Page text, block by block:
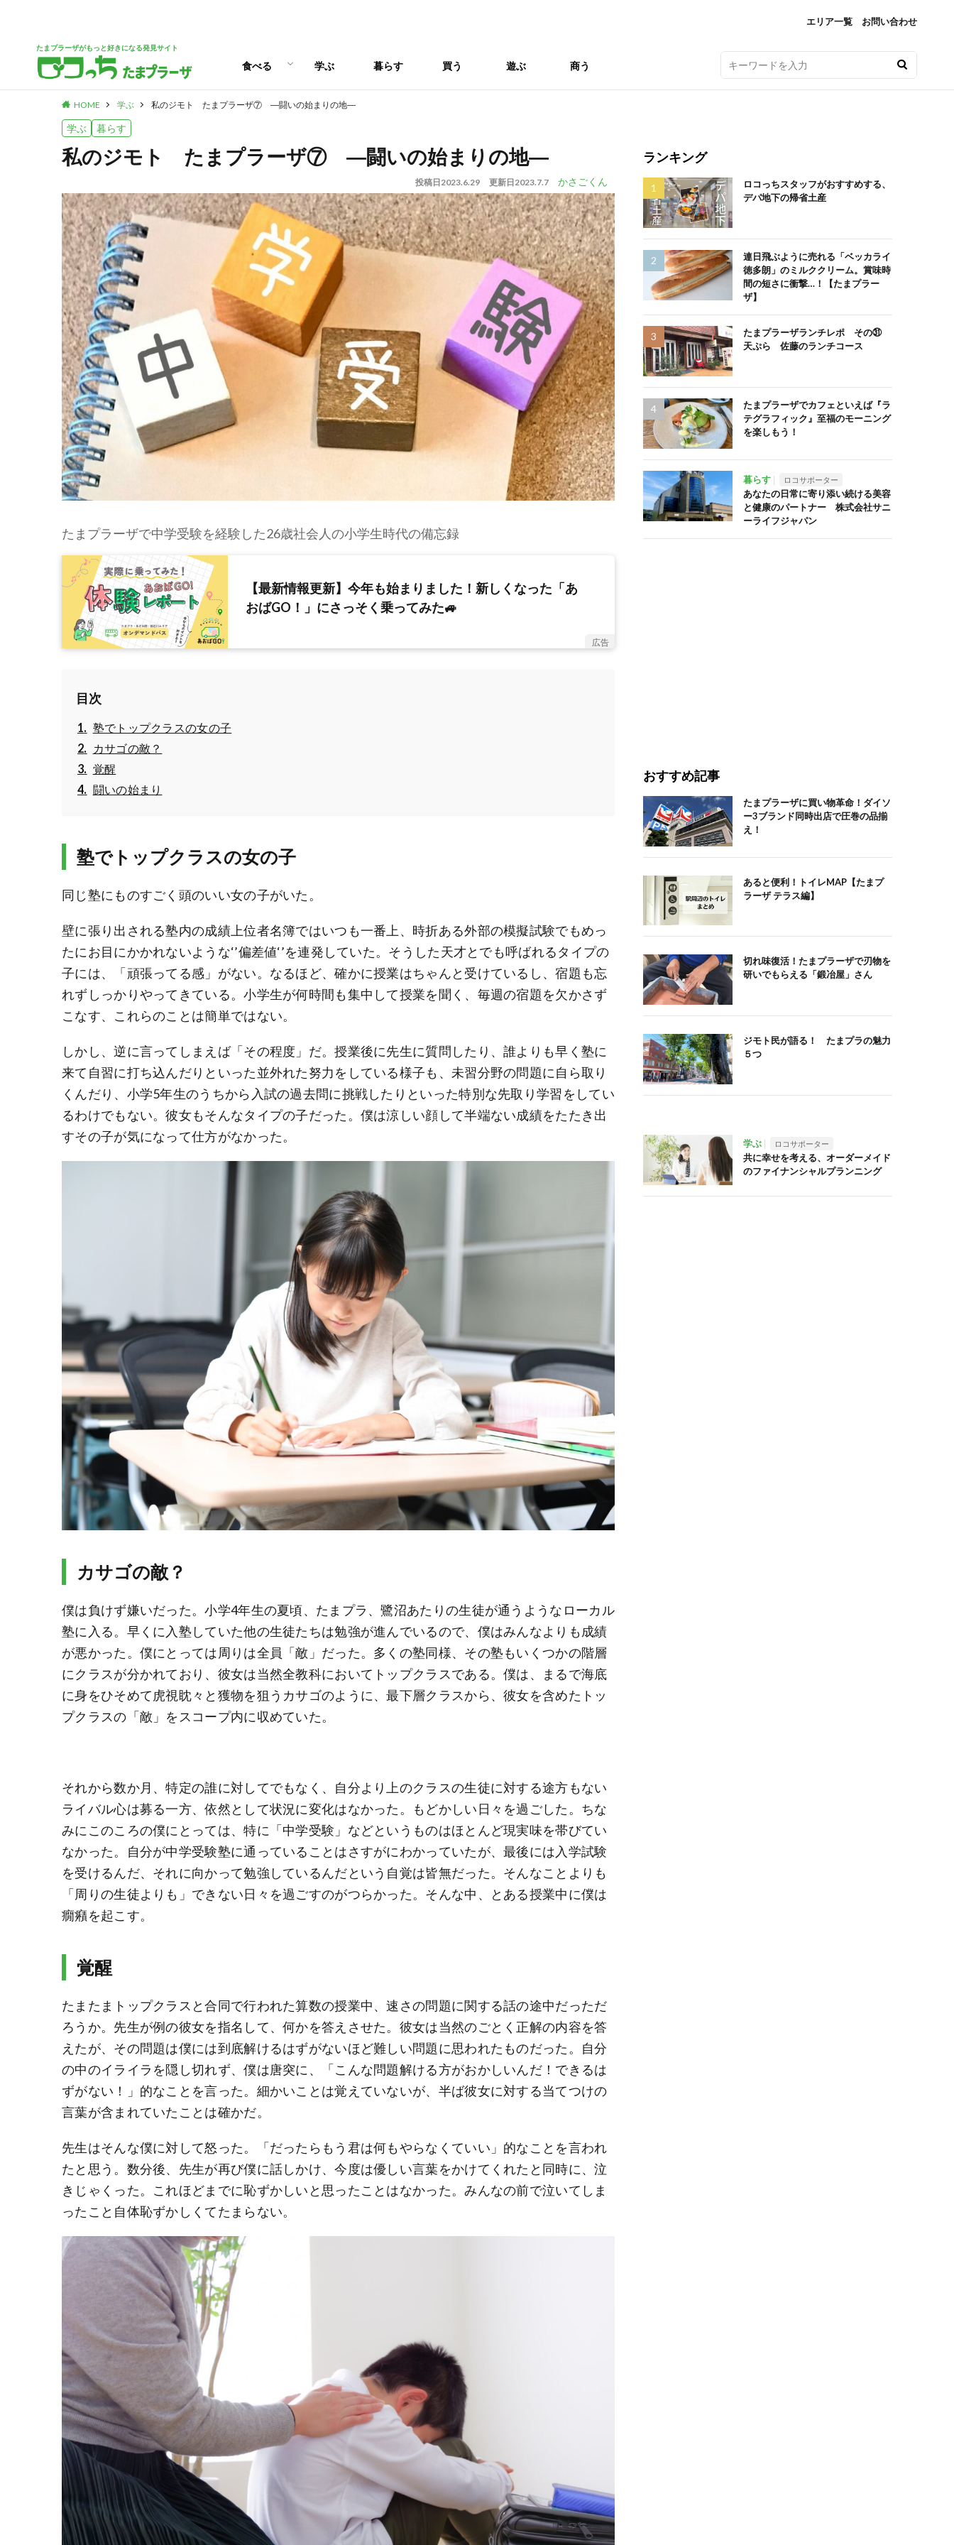
エリア一覧 お問い合わせ
たまプラーザがもっと好きになる発見サイト
食べる
パン
スイーツ
ランチ
カフェ
学ぶ 暮らす 買う 遊ぶ 商う
HOME 学ぶ 私のジモト たまプラーザ⑦ ―闘いの始まりの地―
学ぶ 暮らす
私のジモト たまプラーザ⑦ ―闘いの始まりの地―
投稿日2023.6.29 更新日2023.7.7 かさごくん
たまプラーザで中学受験を経験した26歳社会人の小学生時代の備忘録
【最新情報更新】今年も始まりました！新しくなった「あ
おばGO！」にさっそく乗ってみた🚙
広告
目次
塾でトップクラスの女の子
カサゴの敵？
覚醒
闘いの始まり
塾でトップクラスの女の子
同じ塾にものすごく頭のいい女の子がいた。
壁に張り出される塾内の成績上位者名簿ではいつも一番上、時折ある外部の模擬試験でもめっ
たにお目にかかれないような‘’偏差値‘’を連発していた。そうした天才とでも呼ばれるタイプの
子には、「頑張ってる感」がない。なるほど、確かに授業はちゃんと受けているし、宿題も忘
れずしっかりやってきている。小学生が何時間も集中して授業を聞く、毎週の宿題を欠かさず
こなす、これらのことは簡単ではない。
しかし、逆に言ってしまえば「その程度」だ。授業後に先生に質問したり、誰よりも早く塾に
来て自習に打ち込んだりといった並外れた努力をしている様子も、未習分野の問題に自ら取り
くんだり、小学5年生のうちから入試の過去問に挑戦したりといった特別な先取り学習をしてい
るわけでもない。彼女もそんなタイプの子だった。僕は涼しい顔して半端ない成績をたたき出
すその子が気になって仕方がなかった。
カサゴの敵？
僕は負けず嫌いだった。小学4年生の夏頃、たまプラ、鷺沼あたりの生徒が通うようなローカル
塾に入る。早くに入塾していた他の生徒たちは勉強が進んでいるので、僕はみんなよりも成績
が悪かった。僕にとっては周りは全員「敵」だった。多くの塾同様、その塾もいくつかの階層
にクラスが分かれており、彼女は当然全教科においてトップクラスである。僕は、まるで海底
に身をひそめて虎視眈々と獲物を狙うカサゴのように、最下層クラスから、彼女を含めたトッ
プクラスの「敵」をスコープ内に収めていた。
それから数か月、特定の誰に対してでもなく、自分より上のクラスの生徒に対する途方もない
ライバル心は募る一方、依然として状況に変化はなかった。もどかしい日々を過ごした。ちな
みにこのころの僕にとっては、特に「中学受験」などというものはほとんど現実味を帯びてい
なかった。自分が中学受験塾に通っていることはさすがにわかっていたが、最後には入学試験
を受けるんだ、それに向かって勉強しているんだという自覚は皆無だった。そんなことよりも
「周りの生徒よりも」できない日々を過ごすのがつらかった。そんな中、とある授業中に僕は
癇癪を起こす。
覚醒
たまたまトップクラスと合同で行われた算数の授業中、速さの問題に関する話の途中だっただ
ろうか。先生が例の彼女を指名して、何かを答えさせた。彼女は当然のごとく正解の内容を答
えたが、その問題は僕には到底解けるはずがないほど難しい問題に思われたものだった。自分
の中のイライラを隠し切れず、僕は唐突に、「こんな問題解ける方がおかしいんだ！できるは
ずがない！」的なことを言った。細かいことは覚えていないが、半ば彼女に対する当てつけの
言葉が含まれていたことは確かだ。
先生はそんな僕に対して怒った。「だったらもう君は何もやらなくていい」的なことを言われ
たと思う。数分後、先生が再び僕に話しかけ、今度は優しい言葉をかけてくれたと同時に、泣
きじゃくった。これほどまでに恥ずかしいと思ったことはなかった。みんなの前で泣いてしま
ったこと自体恥ずかしくてたまらない。
ランキング
ロコっちスタッフがおすすめする、
デパ地下の帰省土産
連日飛ぶように売れる「ベッカライ
徳多朗」のミルククリーム。賞味時
間の短さに衝撃…！【たまプラー
ザ】
たまプラーザランチレポ その㉛
天ぷら 佐藤のランチコース
たまプラーザでカフェといえば『ラ
テグラフィック』至福のモーニング
を楽しもう！
暮らす ロコサポーター
あなたの日常に寄り添い続ける美容
と健康のパートナー 株式会社サニ
ーライフジャパン
おすすめ記事
たまプラーザに買い物革命！ダイソ
ー3ブランド同時出店で圧巻の品揃
え！
あると便利！トイレMAP【たまプ
ラーザ テラス編】
切れ味復活！たまプラーザで刃物を
研いでもらえる「鍛冶屋」さん
ジモト民が語る！ たまプラの魅力
５つ
学ぶ ロコサポーター
共に幸せを考える、オーダーメイド
のファイナンシャルプランニング